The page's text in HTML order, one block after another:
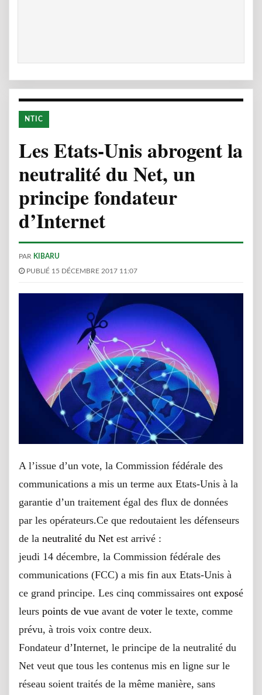
NTIC
Les Etats-Unis abrogent la
neutralité du Net, un
principe fondateur
d’Internet
PAR KIBARU
PUBLIÉ 15 DÉCEMBRE 2017 11:07
A l’issue d’un vote, la Commission fédérale des
communications a mis un terme aux Etats-Unis à la
garantie d’un traitement égal des flux de données
par les opérateurs.Ce que redoutaient les défenseurs
de la neutralité du Net est arrivé :
jeudi 14 décembre, la Commission fédérale des
communications (FCC) a mis fin aux Etats-Unis à
ce grand principe. Les cinq commissaires ont exposé
leurs points de vue avant de voter le texte, comme
prévu, à trois voix contre deux.
Fondateur d’Internet, le principe de la neutralité du
Net veut que tous les contenus mis en ligne sur le
réseau soient traités de la même manière, sans